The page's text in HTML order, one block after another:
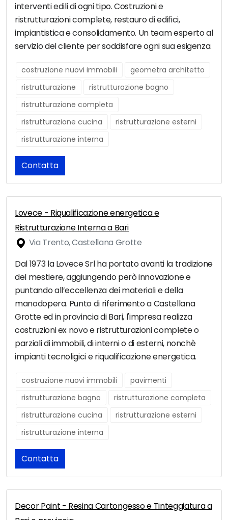
interventi edili di ogni tipo. Costruzioni e
ristrutturazioni complete, restauro di edifici,
impiantistica e consolidamento. Un team esperto al
servizio del cliente per soddisfare ogni sua esigenza.
costruzione nuovi immobili
geometra architetto
ristrutturazione
ristrutturazione bagno
ristrutturazione completa
ristrutturazione cucina
ristrutturazione esterni
ristrutturazione interna
Contatta
Lovece - Riqualificazione energetica e
Ristrutturazione Interna a Bari
Via Trento, Castellana Grotte
Dal 1973 la Lovece Srl ha portato avanti la tradizione
del mestiere, aggiungendo però innovazione e
puntando all’eccellenza dei materiali e della
manodopera. Punto di riferimento a Castellana
Grotte ed in provincia di Bari, l'impresa realizza
costruzioni ex novo e ristrutturazioni complete o
parziali di immobili, di interni o di esterni, nonchè
impianti tecnoligici e riqualificazione energetica.
costruzione nuovi immobili
pavimenti
ristrutturazione bagno
ristrutturazione completa
ristrutturazione cucina
ristrutturazione esterni
ristrutturazione interna
Contatta
Decor Paint - Resina Cartongesso e Tinteggiatura a